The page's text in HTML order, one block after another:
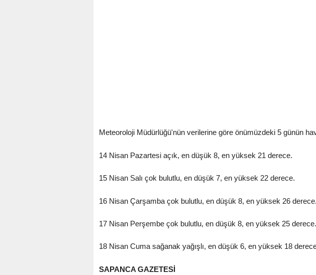
Meteoroloji Müdürlüğü'nün verilerine göre önümüzdeki 5 günün
14 Nisan Pazartesi açık, en düşük 8, en yüksek 21 derece.
15 Nisan Salı çok bulutlu, en düşük 7, en yüksek 22 derece.
16 Nisan Çarşamba çok bulutlu, en düşük 8, en yüksek 26 derece.
17 Nisan Perşembe çok bulutlu, en düşük 8, en yüksek 25 derece.
18 Nisan Cuma sağanak yağışlı, en düşük 6, en yüksek 18
SAPANCA GAZETESİ